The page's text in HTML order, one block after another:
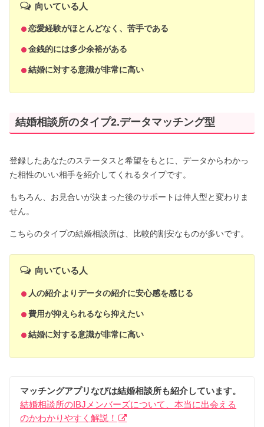
向いている人
恋愛経験がほとんどなく、苦手である
金銭的には多少余裕がある
結婚に対する意識が非常に高い
結婚相談所のタイプ2.データマッチング型
登録したあなたのステータスと希望をもとに、データからわかっ
た相性のいい相手を紹介してくれるタイプです。
もちろん、お見合いが決まった後のサポートは仲人型と変わりま
せん。
こちらのタイプの結婚相談所は、比較的割安なものが多いです。
向いている人
人の紹介よりデータの紹介に安心感を感じる
費用が抑えられるなら抑えたい
結婚に対する意識が非常に高い
マッチングアプリなびは結婚相談所も紹介しています。
結婚相談所のIBJメンバーズについて、本当に出会える
のかわかりやすく解説！